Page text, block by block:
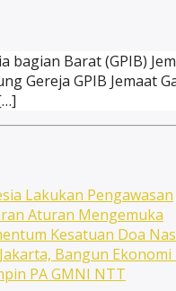
bagian Barat (GPIB)
Gereja GPIB Jemaat
Lakukan Pengawasan
Aturan Mengemuka
Kesatuan Doa
Bangun
PA GMNI NTT